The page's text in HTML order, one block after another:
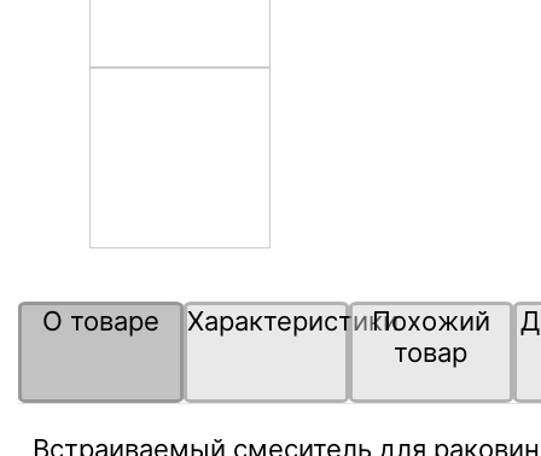
О товаре ХарактеристикиПохожий
товар
Встраиваемый смеситель для